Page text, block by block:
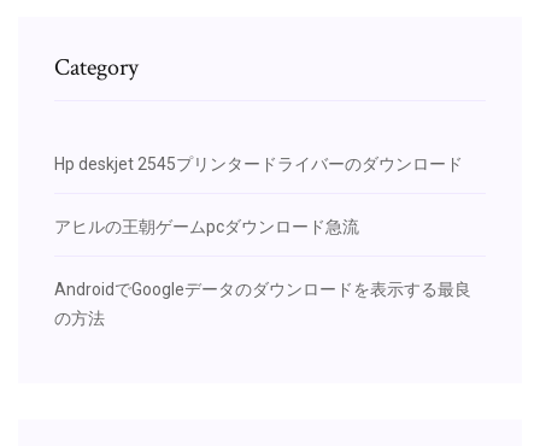
Category
Hp deskjet 2545プリンタードライバーのダウンロード
アヒルの王朝ゲームpcダウンロード急流
AndroidでGoogleデータのダウンロードを表示する最良
の方法